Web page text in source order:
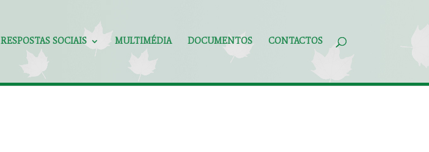
RESPOSTAS SOCIAIS MULTIMÉDIA DOCUMENTOS CONTACTOS